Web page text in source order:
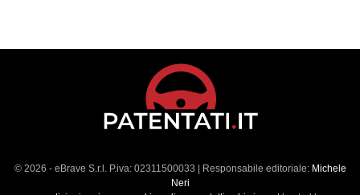
© 2026 - eBrave S.r.l. P.iva: 02311500033 | Responsabile editoriale: Michele
Neri